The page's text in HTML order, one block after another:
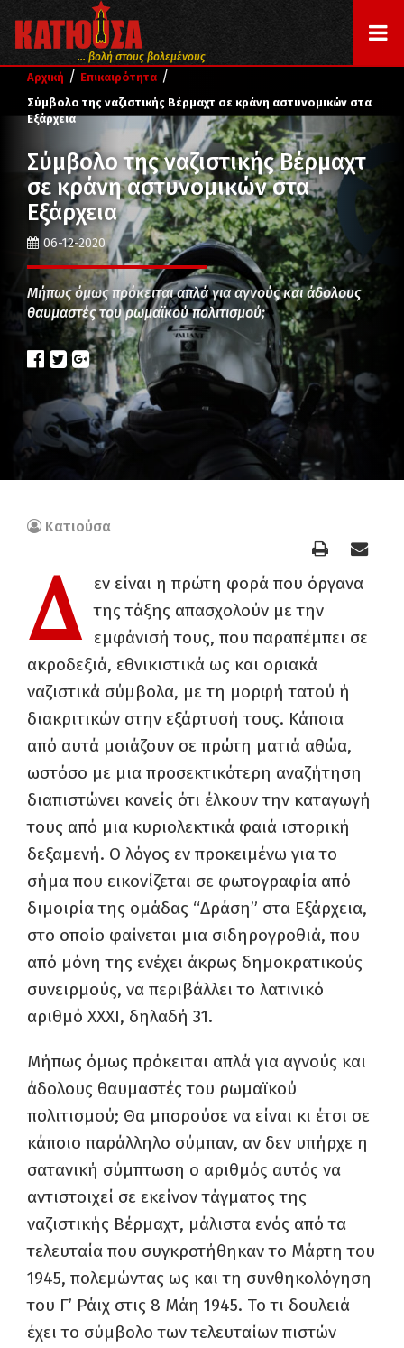
... βολή στους βολεμένους
Αρχική / Επικαιρότητα /
Σύμβολο της ναζιστικής Βέρμαχτ σε κράνη αστυνομικών στα
Εξάρχεια
Σύμβολο της ναζιστικής Βέρμαχτ
σε κράνη αστυνομικών στα
Εξάρχεια
06-12-2020
Μήπως όμως πρόκειται απλά για αγνούς και άδολους
θαυμαστές του ρωμαϊκού πολιτισμού;
Κατιούσα
Δ
εν είναι η πρώτη φορά που όργανα
της τάξης απασχολούν με την
εμφάνισή τους, που παραπέμπει σε
ακροδεξιά, εθνικιστικά ως και οριακά
ναζιστικά σύμβολα, με τη μορφή τατού ή
διακριτικών στην εξάρτυσή τους. Κάποια
από αυτά μοιάζουν σε πρώτη ματιά αθώα,
ωστόσο με μια προσεκτικότερη αναζήτηση
διαπιστώνει κανείς ότι έλκουν την καταγωγή
τους από μια κυριολεκτικά φαιά ιστορική
δεξαμενή. Ο λόγος εν προκειμένω για το
σήμα που εικονίζεται σε φωτογραφία από
διμοιρία της ομάδας “Δράση” στα Εξάρχεια,
στο οποίο φαίνεται μια σιδηρογροθιά, που
από μόνη της ενέχει άκρως δημοκρατικούς
συνειρμούς, να περιβάλλει το λατινικό
αριθμό ΧΧΧΙ, δηλαδή 31.
Μήπως όμως πρόκειται απλά για αγνούς και
άδολους θαυμαστές του ρωμαϊκού
πολιτισμού; Θα μπορούσε να είναι κι έτσι σε
κάποιο παράλληλο σύμπαν, αν δεν υπήρχε η
σατανική σύμπτωση ο αριθμός αυτός να
αντιστοιχεί σε εκείνον τάγματος της
ναζιστικής Βέρμαχτ, μάλιστα ενός από τα
τελευταία που συγκροτήθηκαν το Μάρτη του
1945, πολεμώντας ως και τη συνθηκολόγηση
του Γ’ Ράιχ στις 8 Μάη 1945. Το τι δουλειά
έχει το σύμβολο των τελευταίων πιστών